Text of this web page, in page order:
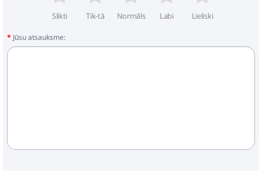
- Noņemama augšdaļa
- Noņemama mīksta odere
- Viegli uzstādāms automašīnā
Slikti Tik-tā Normāls Labi Lieliski
Jūsu atsauksme: